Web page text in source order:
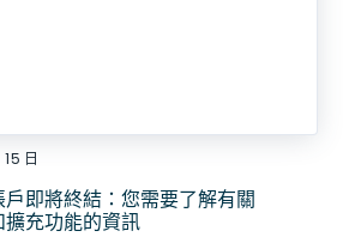
日
即將終結：您需要了解有關
充功能的資訊